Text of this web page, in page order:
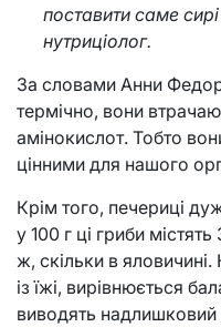
поставити саме
нутриціолог.
За словами Анни
термічно, вони
амінокислот. Тобто
цінними для нашого
Крім того, печериці
у 100 г ці гриби
ж, скільки в
із їжі, вирівнюється
виводять надлишковий